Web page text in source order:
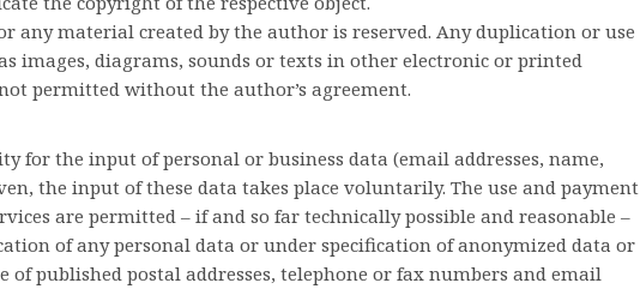
any material created by the author is reserved. Any duplication or use
images, diagrams, sounds or texts in other electronic or printed
permitted without the author’s agreement.
for the input of personal or business data (email addresses, name,
the input of these data takes place voluntarily. The use and payment
are permitted – if and so far technically possible and reasonable –
of any personal data or under specification of anonymized data or
of published postal addresses, telephone or fax numbers and email